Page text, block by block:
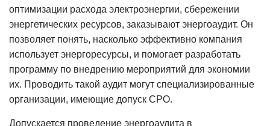
оптимизации расхода электроэнергии, сбережении
энергетических ресурсов, заказывают энергоаудит. Он
позволяет понять, насколько эффективно компания
использует энергоресурсы, и помогает разработать
программу по внедрению мероприятий для экономии
их. Проводить такой аудит могут специализированные
организации, имеющие допуск СРО.
Допускается проведение энергоаудита в